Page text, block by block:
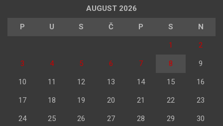
AUGUST 2026
P U S Č P S N
1 2
3 4 5 6 7 8 9
10 11 12 13 14 15 16
17 18 19 20 21 22 23
24 25 26 27 28 29 30